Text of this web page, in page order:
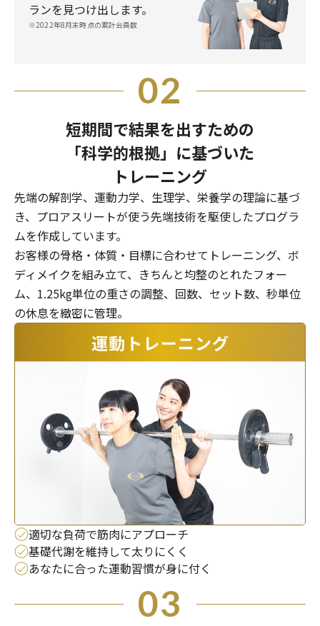
ランを見つけ出します。
※2022年8月末時点の累計会員数
02
短期間で結果を出すための
「科学的根拠」に基づいた
トレーニング
先端の解剖学、運動力学、生理学、栄養学の理論に基づ
き、プロアスリートが使う先端技術を駆使したプログラ
ムを作成しています。
お客様の骨格・体質・目標に合わせてトレーニング、ボ
ディメイクを組み立て、きちんと均整のとれたフォー
ム、1.25kg単位の重さの調整、回数、セット数、秒単位
の休息を緻密に管理。
適切な負荷で筋肉にアプローチ
基礎代謝を維持して太りにくく
あなたに合った運動習慣が身に付く
03